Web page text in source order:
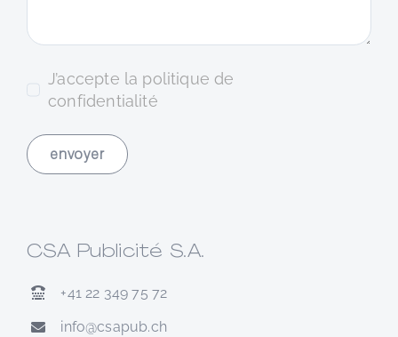
J’accepte la politique de
confidentialité
envoyer
CSA Publicité S.A.
+41 22 349 75 72
info@csapub.ch